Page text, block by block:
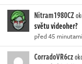
Nitram1980CZ
světu videoher?
před 45 minutami
CorradoVR6cz